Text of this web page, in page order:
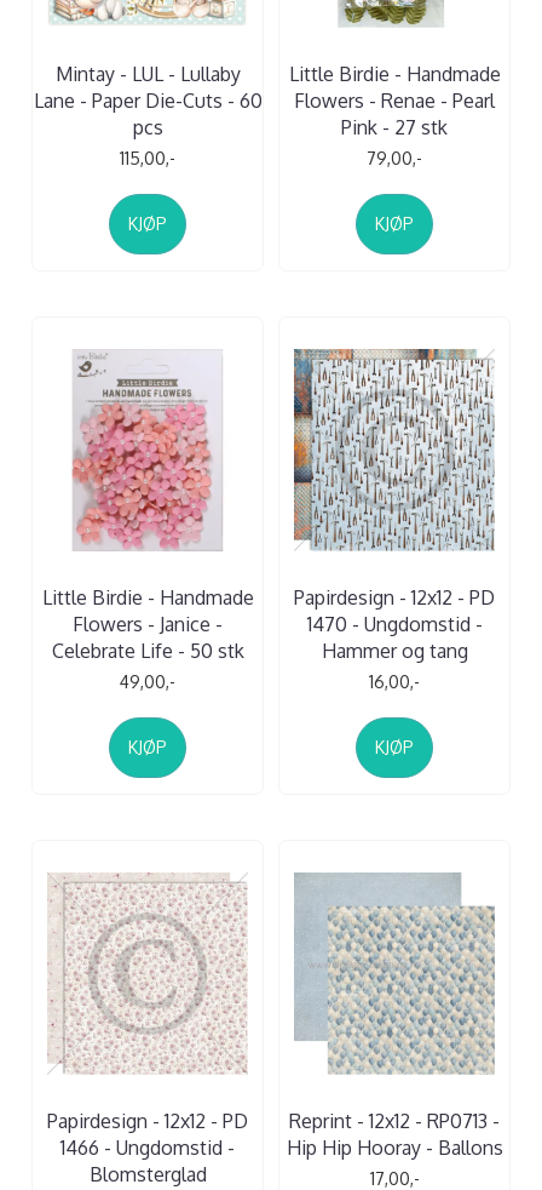
Mintay - LUL - Lullaby
Lane - Paper Die-Cuts - 60
pcs
115,00,-
KJØP
Little Birdie - Handmade
Flowers - Renae - Pearl
Pink - 27 stk
79,00,-
KJØP
Little Birdie - Handmade
Flowers - Janice -
Celebrate Life - 50 stk
49,00,-
KJØP
Papirdesign - 12x12 - PD
1470 - Ungdomstid -
Hammer og tang
16,00,-
KJØP
Papirdesign - 12x12 - PD
1466 - Ungdomstid -
Blomsterglad
Reprint - 12x12 - RP0713 -
Hip Hip Hooray - Ballons
17,00,-